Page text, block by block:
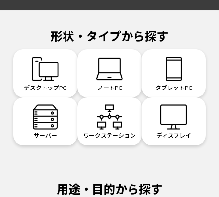
形状・タイプから探す
デスクトップPC ノートPC タブレットPC
サーバー ワークステーション ディスプレイ
用途・目的から探す